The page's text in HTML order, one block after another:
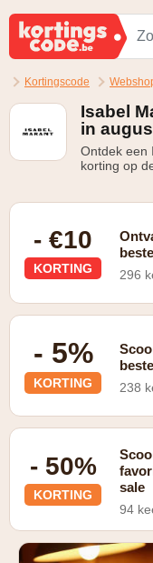
Kortingscode
Isabel
in
Ontdek een
korting op
- €10
KORTING 296
- 5%
KORTING 238
korting op je bestelling
- 50%
KORTING
sale
94